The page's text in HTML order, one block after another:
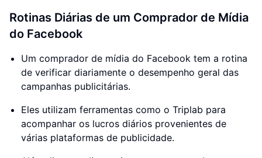
Rotinas Diárias de um Comprador de Mídia
do Facebook
Um comprador de mídia do Facebook tem a rotina
de verificar diariamente o desempenho geral das
campanhas publicitárias.
Eles utilizam ferramentas como o Triplab para
acompanhar os lucros diários provenientes de
várias plataformas de publicidade.